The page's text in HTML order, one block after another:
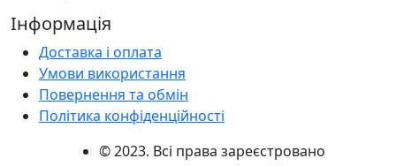
Інформація
Доставка і оплата
Умови використання
Повернення та обмін
Політика конфіденційності
© 2023. Всі права зареєстровано